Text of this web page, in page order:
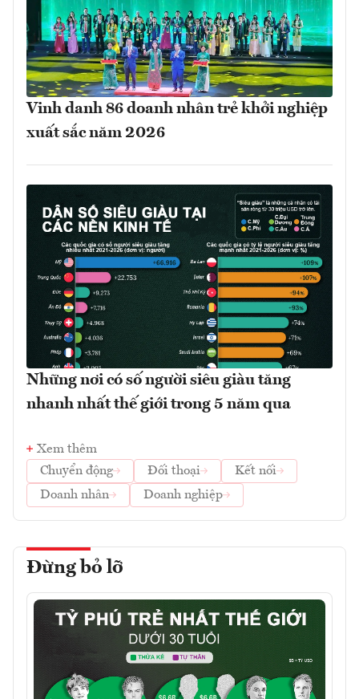
Vinh danh 86 doanh nhân trẻ khởi nghiệp
xuất sắc năm 2026
Những nơi có số người siêu giàu tăng
nhanh nhất thế giới trong 5 năm qua
Xem thêm
Chuyển động
Đối thoại
Kết nối
Doanh nhân
Doanh nghiệp
Đừng bỏ lỡ